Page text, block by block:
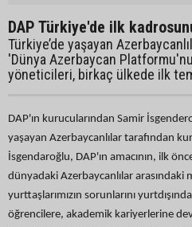
DAP Türkiye'de ilk
Türkiye’de yaşayan
'Dünya Azerbaycan
yöneticileri, birkaç ülkede ilk
DAP'ın kurucularından Samir
yaşayan Azerbaycanlılar tarafından
İsgendaroğlu, DAP'ın amacının, ilk
dünyadaki Azerbaycanlılar
yurttaşlarımızın sorunlarını
öğrencilere, akademik kariyerlerine